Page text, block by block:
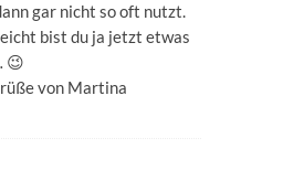
gar nicht so oft nutzt.
bist du ja jetzt etwas
😉
von Martina